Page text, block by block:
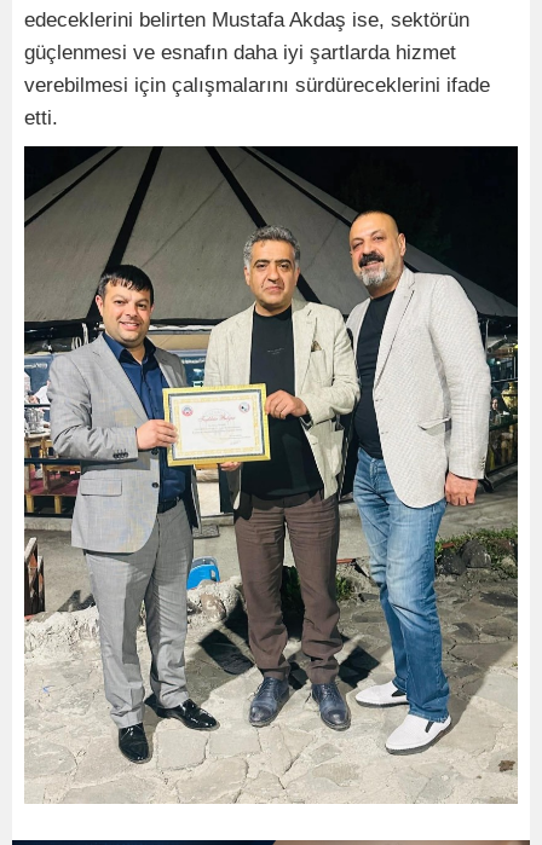
edeceklerini belirten Mustafa Akdaş ise, sektörün
güçlenmesi ve esnafın daha iyi şartlarda hizmet
verebilmesi için çalışmalarını sürdüreceklerini ifade
etti.